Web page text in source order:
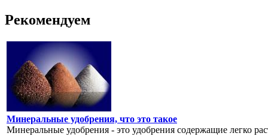
Рекомендуем
Минеральные удобрения, что это такое
Минеральные удобрения - это удобрения содержащие легко